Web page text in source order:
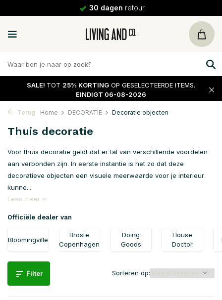
30 dagen retour
SALE! TOT 25% KORTING OP GESELECTEERDE ITEMS.
EINDIGT 06-08-2026
Terug Home DECORATIE Decoratie objecten
Thuis decoratie
Voor thuis decoratie geldt dat er tal van verschillende voordelen
aan verbonden zijn. In eerste instantie is het zo dat deze
decoratieve objecten een visuele meerwaarde voor je interieur
kunne...
Lees meer
Officiële dealer van
Bloomingville
Broste
Copenhagen
Doing
Goods
House
Doctor
Filter Sorteren op: